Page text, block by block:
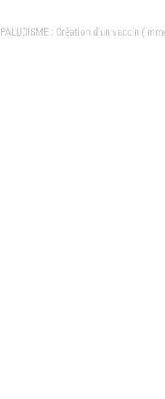
PALUDISME : Création d’un vaccin